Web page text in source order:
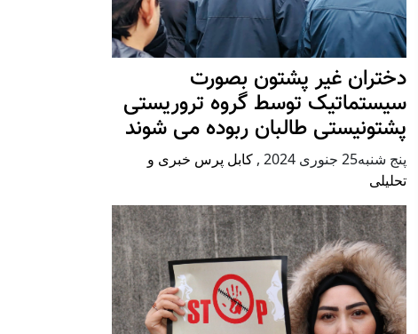
دختران غیر پشتون بصورت
سیستماتیک توسط گروه تروریستی
پشتونیستی طالبان ربوده می شوند
پنج شنبه25 جنوری 2024 , کابل پرس خبری و
تحلیلی